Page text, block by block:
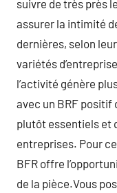
suivre de très près
assurer la intimité
dernières, selon
variétés
l’activité génère
avec un BRF positif
plutôt essentiels et
entreprises. Pour
BFR offre
de la pièce.Vous